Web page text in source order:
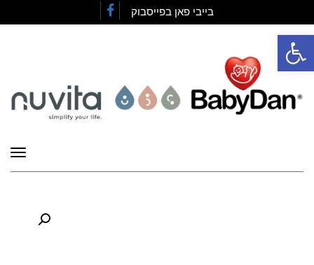
פתח סרגל נגישות
בייבי פאן בפייסבוק
Facebook